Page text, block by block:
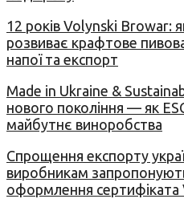
12 років Volynski Browar:
розвиває крафтове
напої та експорт
Made in Ukraine &
нового покоління — як
майбутнє виноробства
Спрощення експорту
виробникам
оформлення сертифіката